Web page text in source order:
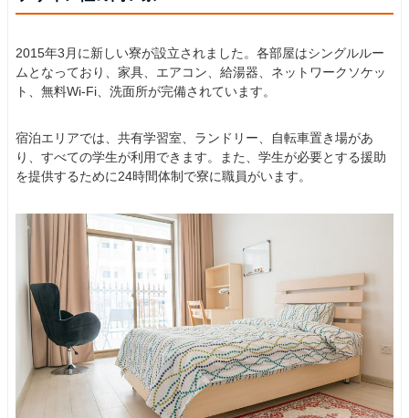
2015年3月に新しい寮が設立されました。各部屋はシングルルー
ムとなっており、家具、エアコン、給湯器、ネットワークソケッ
ト、無料Wi-Fi、洗面所が完備されています。
宿泊エリアでは、共有学習室、ランドリー、自転車置き場があ
り、すべての学生が利用できます。また、学生が必要とする援助
を提供するために24時間体制で寮に職員がいます。